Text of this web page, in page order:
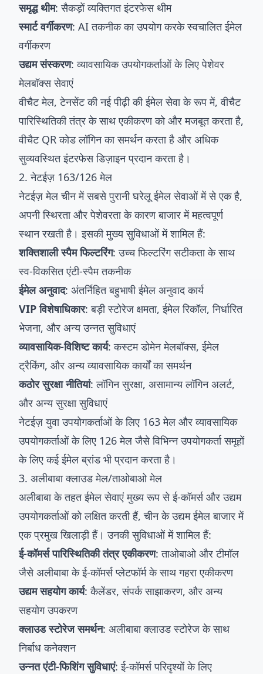
समृद्ध थीम: सैकड़ों व्यक्तिगत इंटरफेस थीम
स्मार्ट वर्गीकरण: AI तकनीक का उपयोग करके स्वचालित ईमेल
वर्गीकरण
उद्यम संस्करण: व्यावसायिक उपयोगकर्ताओं के लिए पेशेवर
मेलबॉक्स सेवाएं
वीचैट मेल, टेनसेंट की नई पीढ़ी की ईमेल सेवा के रूप में, वीचैट
पारिस्थितिकी तंत्र के साथ एकीकरण को और मजबूत करता है,
वीचैट QR कोड लॉगिन का समर्थन करता है और अधिक
सुव्यवस्थित इंटरफेस डिज़ाइन प्रदान करता है।
2. नेटईज़ 163/126 मेल
नेटईज़ मेल चीन में सबसे पुरानी घरेलू ईमेल सेवाओं में से एक है,
अपनी स्थिरता और पेशेवरता के कारण बाजार में महत्वपूर्ण
स्थान रखती है। इसकी मुख्य सुविधाओं में शामिल हैं:
शक्तिशाली स्पैम फिल्टरिंग: उच्च फिल्टरिंग सटीकता के साथ
स्व-विकसित एंटी-स्पैम तकनीक
ईमेल अनुवाद: अंतर्निहित बहुभाषी ईमेल अनुवाद कार्य
VIP विशेषाधिकार: बड़ी स्टोरेज क्षमता, ईमेल रिकॉल, निर्धारित
भेजना, और अन्य उन्नत सुविधाएं
व्यावसायिक-विशिष्ट कार्य: कस्टम डोमेन मेलबॉक्स, ईमेल
ट्रैकिंग, और अन्य व्यावसायिक कार्यों का समर्थन
कठोर सुरक्षा नीतियां: लॉगिन सुरक्षा, असामान्य लॉगिन अलर्ट,
और अन्य सुरक्षा सुविधाएं
नेटईज़ युवा उपयोगकर्ताओं के लिए 163 मेल और व्यावसायिक
उपयोगकर्ताओं के लिए 126 मेल जैसे विभिन्न उपयोगकर्ता समूहों
के लिए कई ईमेल ब्रांड भी प्रदान करता है।
3. अलीबाबा क्लाउड मेल/ताओबाओ मेल
अलीबाबा के तहत ईमेल सेवाएं मुख्य रूप से ई-कॉमर्स और उद्यम
उपयोगकर्ताओं को लक्षित करती हैं, चीन के उद्यम ईमेल बाजार में
एक प्रमुख खिलाड़ी हैं। उनकी सुविधाओं में शामिल हैं:
ई-कॉमर्स पारिस्थितिकी तंत्र एकीकरण: ताओबाओ और टीमॉल
जैसे अलीबाबा के ई-कॉमर्स प्लेटफॉर्म के साथ गहरा एकीकरण
उद्यम सहयोग कार्य: कैलेंडर, संपर्क साझाकरण, और अन्य
सहयोग उपकरण
क्लाउड स्टोरेज समर्थन: अलीबाबा क्लाउड स्टोरेज के साथ
निर्बाध कनेक्शन
उन्नत एंटी-फिशिंग सुविधाएं: ई-कॉमर्स परिदृश्यों के लिए